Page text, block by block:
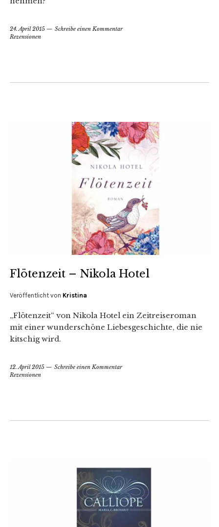
24. April 2015
Schreibe einen Kommentar
Rezensionen
Flötenzeit – Nikola Hotel
Veröffentlicht von Kristina
„Flötenzeit“ von Nikola Hotel ein Zeitreiseroman
mit einer wunderschöne Liebesgeschichte, die nie
kitschig wird.
12. April 2015
Schreibe einen Kommentar
Rezensionen